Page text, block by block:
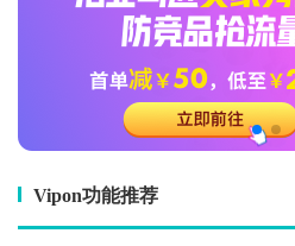
Vipon功能推荐